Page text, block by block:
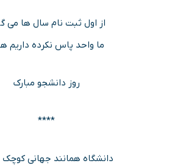
از اول ثبت نام سال ها می
ما واحد پاس نکرده داریم
روز دانشجو مبارک
****
دانشگاه همانند جهانی